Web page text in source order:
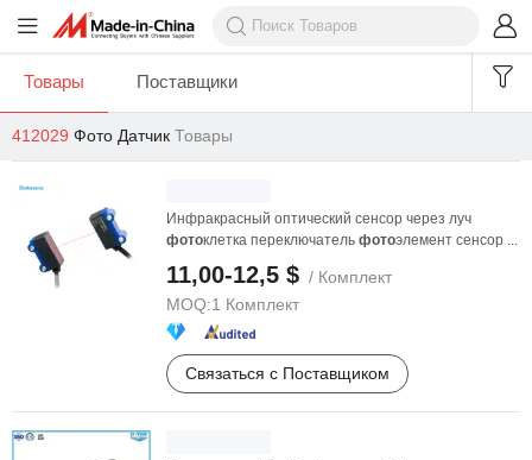
Товары Поставщики
412029 Фото Датчик Товары
Инфракрасный оптический сенсор через луч
фотоклетка переключатель фотоэлемент сенсор ...
11,00-12,5 $ / Комплект
MOQ:1 Комплект
Связаться с Поставщиком